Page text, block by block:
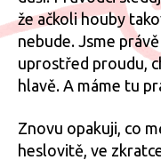
že ačkoli houby
nebude. Jsme
uprostřed proudu,
hlavě. A máme tu
Znovu opakuji, co
heslovitě, ve